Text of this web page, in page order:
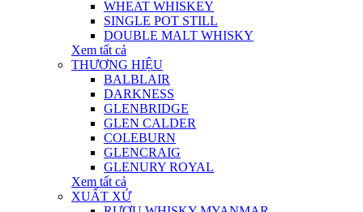
WHEAT WHISKEY
SINGLE POT STILL
DOUBLE MALT WHISKY
Xem tất cả
THƯƠNG HIỆU
BALBLAIR
DARKNESS
GLENBRIDGE
GLEN CALDER
COLEBURN
GLENCRAIG
GLENURY ROYAL
Xem tất cả
XUẤT XỨ